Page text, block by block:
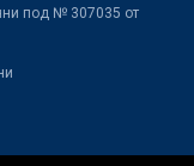
под № 307035 от